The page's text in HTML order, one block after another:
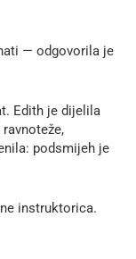
— odgovorila je
Edith je dijelila
podsmijeh je
instruktorica.